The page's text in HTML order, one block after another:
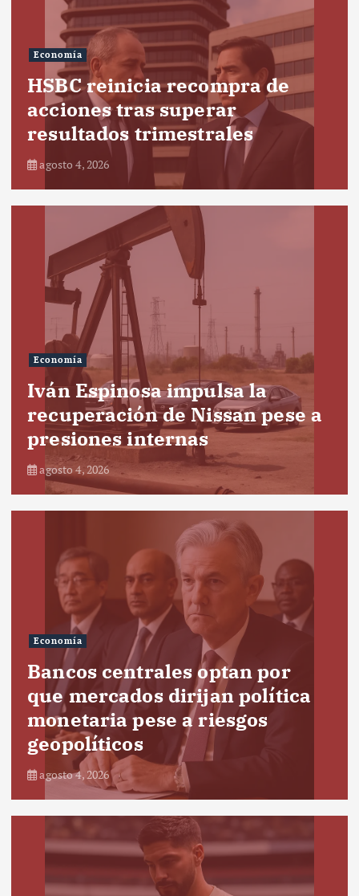
Economía
HSBC reinicia recompra de
acciones tras superar
resultados trimestrales
agosto 4, 2026
Economía
Iván Espinosa impulsa la
recuperación de Nissan pese a
presiones internas
agosto 4, 2026
Economía
Bancos centrales optan por
que mercados dirijan política
monetaria pese a riesgos
geopolíticos
agosto 4, 2026